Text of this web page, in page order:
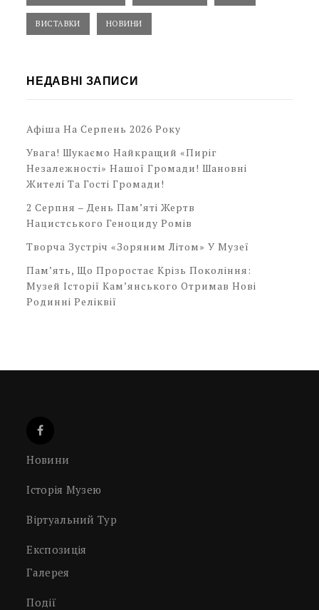
ВИСТАВКИ НОВИНИ
НЕДАВНІ ЗАПИСИ
Афіша На Серпень 2026 Року
Увага! Шукаємо Найкращий «Пиріг
Незалежності» Нашої Громади! Шановні
Жителі Та Гості Громади!
2 Серпня – День Пам’яті Жертв
Нацистського Геноциду Ромів
Творча Зустріч «Зоряним Літом» У Музеї
Пам’ять, Що Проростає Крізь Покоління:
Музей Історії Кам’янського Отримав Нові
Родинні Реліквії
Новини
Історія Музею
Віртуальний Тур
Експозиція
Галерея
Події